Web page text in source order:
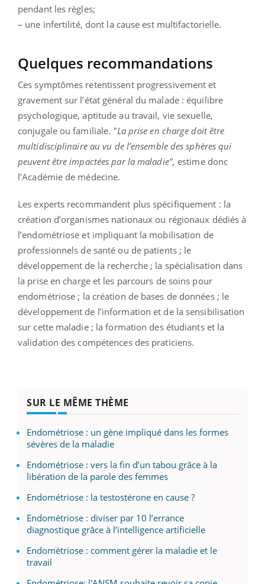
pendant les règles;
– une infertilité, dont la cause est multifactorielle.
Quelques recommandations
Ces symptômes retentissent progressivement et
gravement sur l’état général du malade : équilibre
psychologique, aptitude au travail, vie sexuelle,
conjugale ou familiale. "La prise en charge doit être
multidisciplinaire au vu de l’ensemble des sphères qui
peuvent être impactées par la maladie", estime donc
l’Académie de médecine.
Les experts recommandent plus spécifiquement : la
création d’organismes nationaux ou régionaux dédiés à
l’endométriose et impliquant la mobilisation de
professionnels de santé ou de patients ; le
développement de la recherche ; la spécialisation dans
la prise en charge et les parcours de soins pour
endométriose ; la création de bases de données ; le
développement de l’information et de la sensibilisation
sur cette maladie ; la formation des étudiants et la
validation des compétences des praticiens.
SUR LE MÊME THÈME
Endométriose : un gène impliqué dans les formes
sévères de la maladie
Endométriose : vers la fin d’un tabou grâce à la
libération de la parole des femmes
Endométriose : la testostérone en cause ?
Endométriose : diviser par 10 l’errance
diagnostique grâce à l’intelligence artificielle
Endométriose : comment gérer la maladie et le
travail